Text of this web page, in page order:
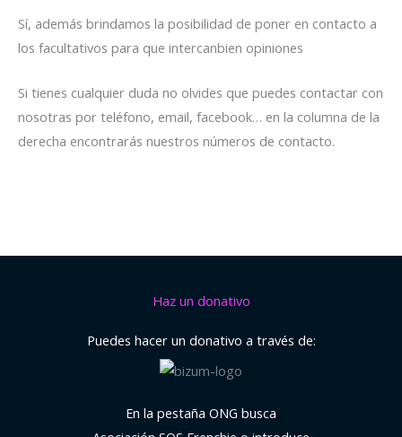
Sí, además brindamos la posibilidad de poner en contacto a
los facultativos para que intercanbien opiniones
Si tienes cualquier duda no olvides que puedes contactar con
nosotras por teléfono, email, facebook… en la columna de la
derecha encontrarás nuestros números de contacto.
Haz un donativo
Puedes hacer un donativo a través de:
En la pestaña ONG busca